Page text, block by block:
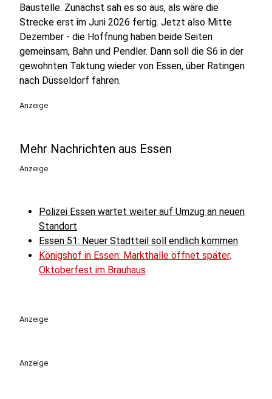
Baustelle. Zunächst sah es so aus, als wäre die
Strecke erst im Juni 2026 fertig. Jetzt also Mitte
Dezember - die Hoffnung haben beide Seiten
gemeinsam, Bahn und Pendler. Dann soll die S6 in der
gewohnten Taktung wieder von Essen, über Ratingen
nach Düsseldorf fahren.
Anzeige
Mehr Nachrichten aus Essen
Anzeige
Polizei Essen wartet weiter auf Umzug an neuen
Standort
Essen 51: Neuer Stadtteil soll endlich kommen
Königshof in Essen: Markthalle öffnet später,
Oktoberfest im Brauhaus
Anzeige
Anzeige